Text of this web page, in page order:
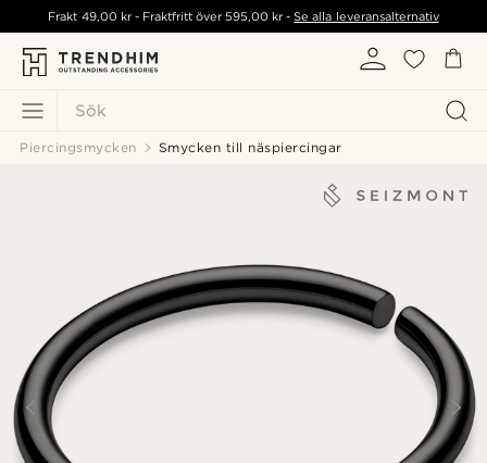
Sök
Frakt 49,00 kr- Fraktfritt över595,00 kr -Se alla leveransalternativ
Piercingsmycken Smycken till näspiercingar